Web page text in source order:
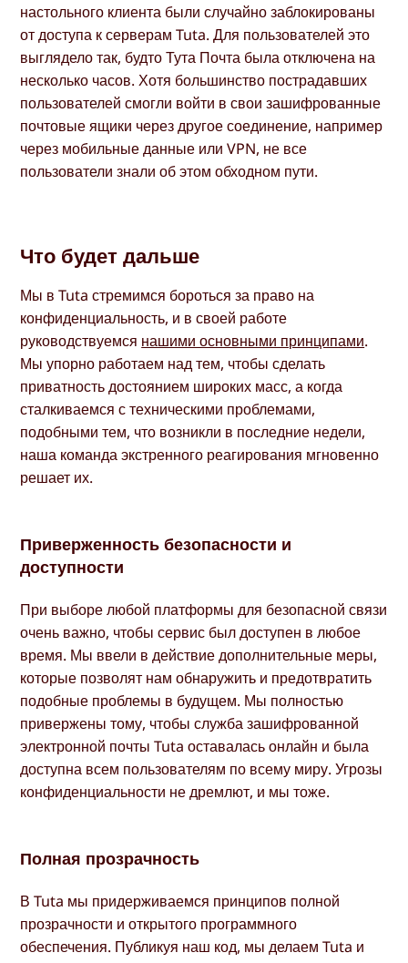
настольного клиента были случайно заблокированы
от доступа к серверам Tuta. Для пользователей это
выглядело так, будто Тута Почта была отключена на
несколько часов. Хотя большинство пострадавших
пользователей смогли войти в свои зашифрованные
почтовые ящики через другое соединение, например
через мобильные данные или VPN, не все
пользователи знали об этом обходном пути.
Что будет дальше
Мы в Tuta стремимся бороться за право на
конфиденциальность, и в своей работе
руководствуемся нашими основными принципами.
Мы упорно работаем над тем, чтобы сделать
приватность достоянием широких масс, а когда
сталкиваемся с техническими проблемами,
подобными тем, что возникли в последние недели,
наша команда экстренного реагирования мгновенно
решает их.
Приверженность безопасности и
доступности
При выборе любой платформы для безопасной связи
очень важно, чтобы сервис был доступен в любое
время. Мы ввели в действие дополнительные меры,
которые позволят нам обнаружить и предотвратить
подобные проблемы в будущем. Мы полностью
привержены тому, чтобы служба зашифрованной
электронной почты Tuta оставалась онлайн и была
доступна всем пользователям по всему миру. Угрозы
конфиденциальности не дремлют, и мы тоже.
Полная прозрачность
В Tuta мы придерживаемся принципов полной
прозрачности и открытого программного
обеспечения. Публикуя наш код, мы делаем Tuta и